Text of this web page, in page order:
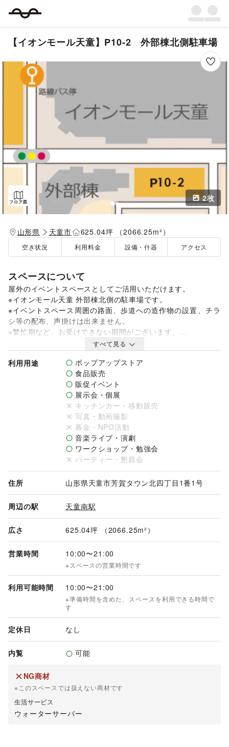
【イオンモール天童】P10-2 外部棟北側駐車場
フロア図 2枚
山形県 天童市 625.04坪 （2066.25m²）
空き状況 利用料金 設備・什器 アクセス
スペースについて
屋外のイベントスペースとしてご活用いただけます。
※イオンモール天童 外部棟北側の駐車場です。
※イベントスペース周囲の路面、歩道への造作物の設置、チラ
シ等の配布、声掛けは出来ません。
※繁忙期など、お受けできない期間がございます。
※防犯対策などはご自身でお願いをいたします。
すべて見る
利用用途
ポップアップストア
食品販売
販促イベント
展示会・個展
キッチンカー・移動販売
写真・動画撮影
募金・NPO活動
音楽ライブ・演劇
ワークショップ・勉強会
パーティー・懇親会
住所 山形県天童市芳賀タウン北四丁目1番1号
周辺の駅 天童南駅
広さ 625.04坪 （2066.25m²）
営業時間 10:00〜21:00
※スペースの営業時間です
利用可能時間 10:00〜21:00
※準備時間を含めた、スペースを利用できる時間で
す
定休日 なし
内覧 可能
NG商材
※このスペースでは扱えない商材です
生活サービス
ウォーターサーバー